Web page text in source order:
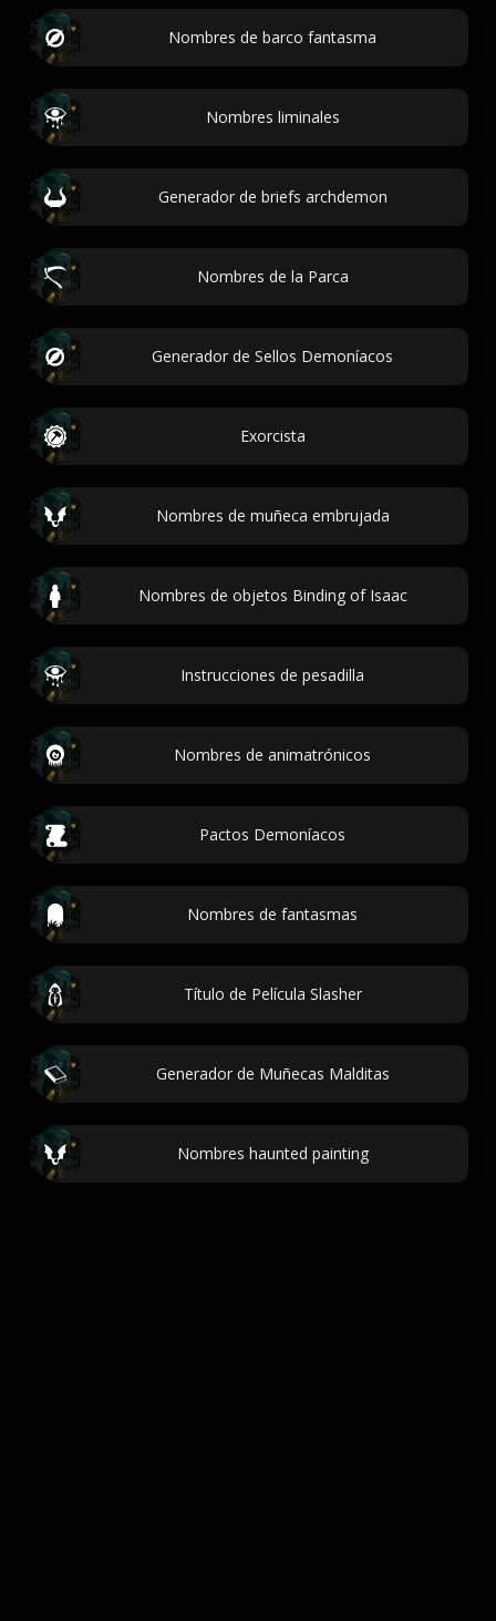
Nombres de barco fantasma
Nombres liminales
Generador de briefs archdemon
Nombres de la Parca
Generador de Sellos Demoníacos
Exorcista
Nombres de muñeca embrujada
Nombres de objetos Binding of Isaac
Instrucciones de pesadilla
Nombres de animatrónicos
Pactos Demoníacos
Nombres de fantasmas
Título de Película Slasher
Generador de Muñecas Malditas
Nombres haunted painting